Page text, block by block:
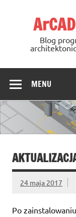
Blog
MENU
24 maja 2017
Po